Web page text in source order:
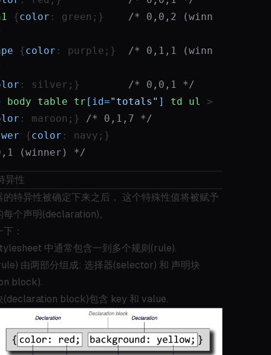
{color : green;} /* 0,0,2 (winn
{color : purple;} /* 0,1,1 (winn
: silver;} /* 0,0,1 */
body table tr [id="totals" ] td ul
: maroon;} /* 0,1,7 */
{color
(winner) */
异性
的特异性被确定下来之后， 这个特殊性值将被赋予
个声明(declaration)。
：
中通常包含一到多个规则(rule).
由两部分组成: 选择器(selector) 和 声明块
block).
(declaration block)包含 key 和 value.